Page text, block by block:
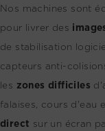
Nos machines sont
pour livrer des
de stabilisation
capteurs anti-
les zones difficiles
falaises, cours d'eau
direct sur un écran